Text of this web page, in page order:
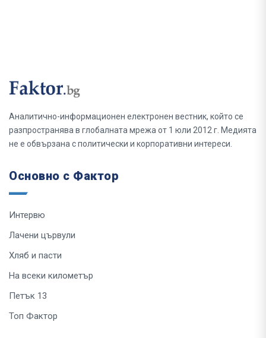
Аналитично-информационен електронен вестник, който се
разпространява в глобалната мрежа от 1 юли 2012 г. Медията
не е обвързана с политически и корпоративни интереси.
Основно с Фактор
Интервю
Лачени цървули
Хляб и пасти
На всеки километър
Петък 13
Топ Фактор